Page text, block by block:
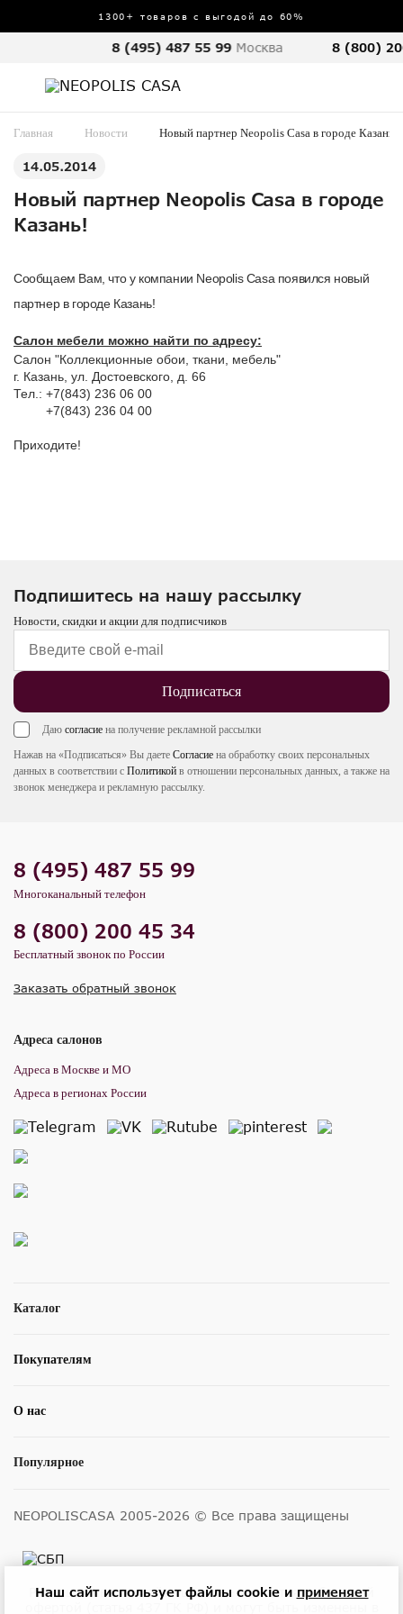
1300+ товаров с выгодой до 60%
8 (495) 487 55 99 Москва 8 (800)
Главная Новости Новый партнер Neopolis Casa в городе Казань!
14.05.2014
Новый партнер Neopolis Casa в городе
Казань!
Сообщаем Вам, что у компании Neopolis Casa появился новый
партнер в городе Казань!
Салон мебели можно найти по адресу:
Салон "Коллекционные обои, ткани, мебель"
г. Казань, ул. Достоевского, д. 66
Тел.: +7(843) 236 06 00
+7(843) 236 04 00
Приходите!
Подпишитесь на нашу рассылку
Новости, скидки и акции для подписчиков
Подписаться
Даю согласие на получение рекламной рассылки
Нажав на «Подписаться» Вы даете Согласие на обработку своих персональных
данных в соответствии с Политикой в отношении персональных данных, а также на
звонок менеджера и рекламную рассылку.
Каталог
Покупателям
О нас
Популярное
8 (495) 487 55 99
Многоканальный телефон
8 (800) 200 45 34
Бесплатный звонок по России
Заказать обратный звонок
Адреса салонов
Адреса в Москве и МО
Адреса в регионах России
NEOPOLISCASA 2005-2026 © Все права защищены
Размещенные на сайте цены не являются публичной
Наш сайт использует файлы cookie и применяет